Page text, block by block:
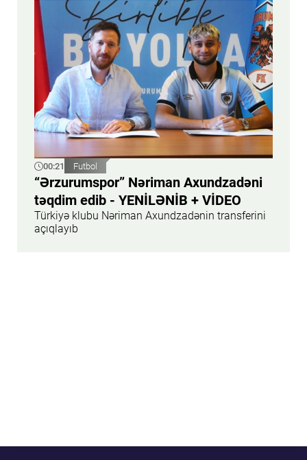
00:21 Futbol
“Ərzurumspor” Nəriman Axundzadəni
təqdim edib - YENİLƏNİB + VİDEO
Türkiyə klubu Nəriman Axundzadənin transferini
açıqlayıb